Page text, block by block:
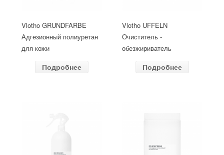
Vlotho GRUNDFARBE
Адгезионный полиуретан
для кожи
Подробнее
Vlotho UFFELN
Очиститель -
обезжириватель
Подробнее